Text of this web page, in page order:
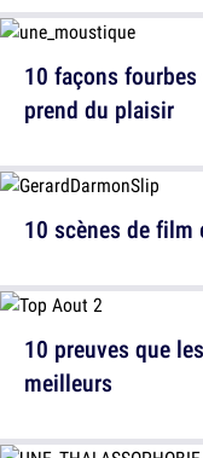
10 scènes de film
10 façons
prend du plaisir
10 preuves que
meilleurs